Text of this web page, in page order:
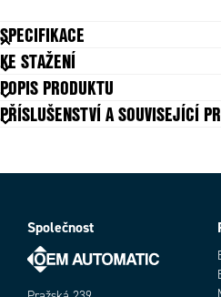
SPECIFIKACE
KE STAŽENÍ
POPIS PRODUKTU
PŘÍSLUŠENSTVÍ A SOUVISEJÍCÍ
Objednací číslo
Společnost